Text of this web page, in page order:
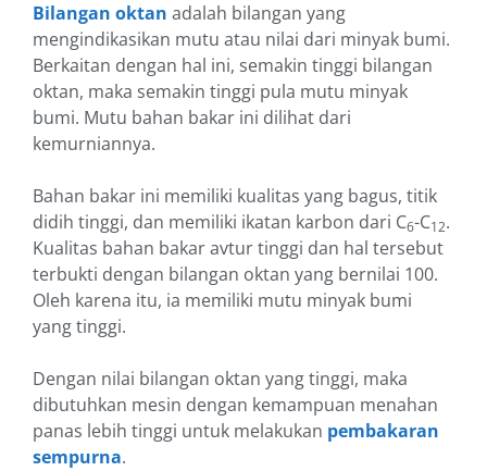
Bilangan oktan adalah bilangan yang
mengindikasikan mutu atau nilai dari minyak bumi.
Berkaitan dengan hal ini, semakin tinggi bilangan
oktan, maka semakin tinggi pula mutu minyak
bumi. Mutu bahan bakar ini dilihat dari
kemurniannya.
Bahan bakar ini memiliki kualitas yang bagus, titik
didih tinggi, dan memiliki ikatan karbon dari C6-C12.
Kualitas bahan bakar avtur tinggi dan hal tersebut
terbukti dengan bilangan oktan yang bernilai 100.
Oleh karena itu, ia memiliki mutu minyak bumi
yang tinggi.
Dengan nilai bilangan oktan yang tinggi, maka
dibutuhkan mesin dengan kemampuan menahan
panas lebih tinggi untuk melakukan pembakaran
sempurna.